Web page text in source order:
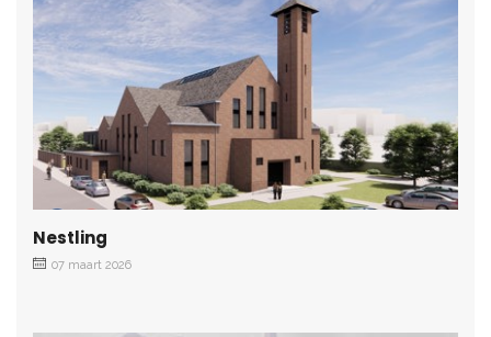
Nestling
07 maart 2026